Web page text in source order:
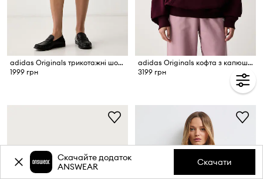
adidas Originals трикотажні шорти жіночі з бавовною Lace Injection
1999 грн
adidas Originals кофта з капюшоном жіноча з бавовною Essentials
3199 грн
Скачайте додаток
ANSWEAR
Скачати